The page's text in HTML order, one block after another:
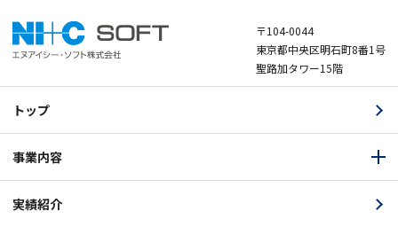
〒104-0044
東京都中央区明石町8番1号
聖路加タワー15階
トップ
事業内容
実績紹介